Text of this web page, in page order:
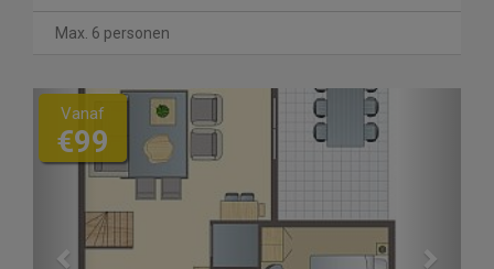
Max. 6 personen
Previous
Vanaf
€99